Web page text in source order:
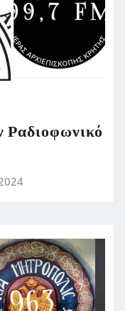
Ραδιοφωνικό